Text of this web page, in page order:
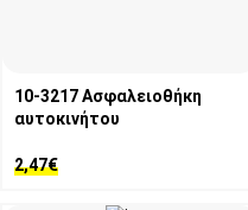
10-3217 Ασφαλειοθήκη
αυτοκινήτου
2,47€